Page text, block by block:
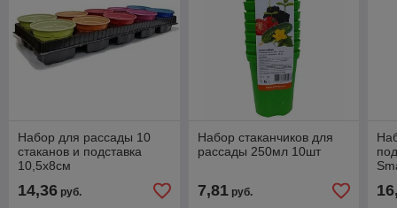
Набор для рассады 10
стаканов и подставка
10,5х8см
14,36 руб.
Набор стаканчиков для
рассады 250мл 10шт
7,81руб.